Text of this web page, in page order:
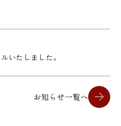
いたしました。
お知らせ一覧へ